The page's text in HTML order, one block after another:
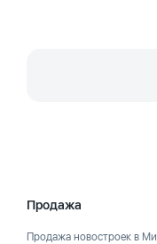
Продажа
Продажа новостроек в